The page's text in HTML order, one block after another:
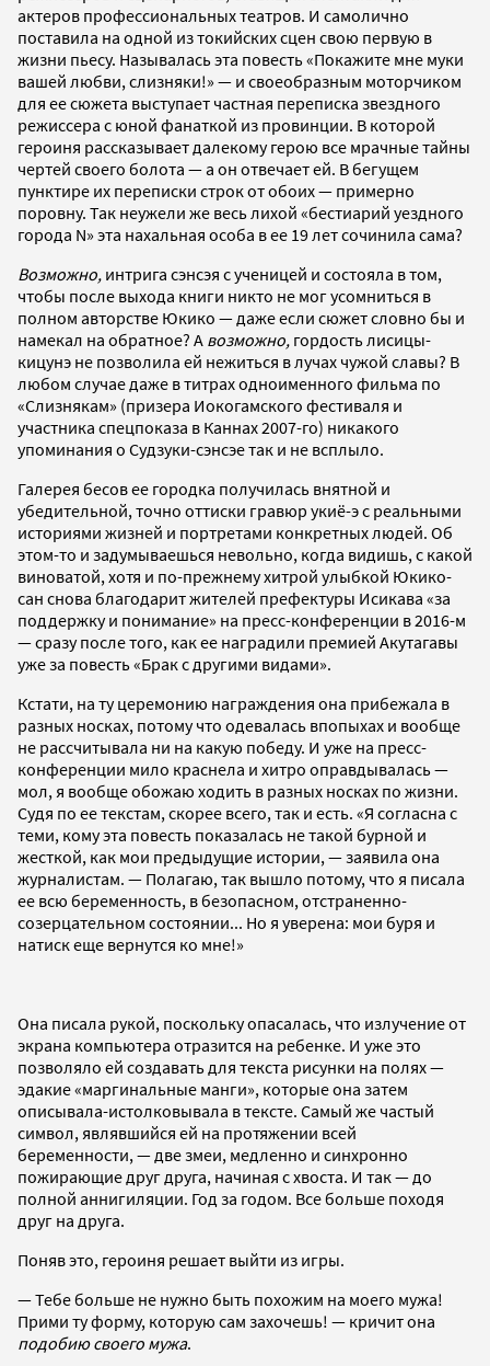
актеров профессиональных театров. И самолично
поставила на одной из токийских сцен свою первую в
жизни пьесу. Называлась эта повесть «Покажите мне муки
вашей любви, слизняки!» — и своеобразным моторчиком
для ее сюжета выступает частная переписка звездного
режиссера с юной фанаткой из провинции. В которой
героиня рассказывает далекому герою все мрачные тайны
чертей своего болота — а он отвечает ей. В бегущем
пунктире их переписки строк от обоих — примерно
поровну. Так неужели же весь лихой «бестиарий уездного
города N» эта нахальная особа в ее 19 лет сочинила сама?
Возможно, интрига сэнсэя с ученицей и состояла в том,
чтобы после выхода книги никто не мог усомниться в
полном авторстве Юкико — даже если сюжет словно бы и
намекал на обратное? А возможно, гордость лисицы-
кицунэ не позволила ей нежиться в лучах чужой славы? В
любом случае даже в титрах одноименного фильма по
«Слизнякам» (призера Иокогамского фестиваля и
участника спецпоказа в Каннах 2007-го) никакого
упоминания о Судзуки-сэнсэе так и не всплыло.
Галерея бесов ее городка получилась внятной и
убедительной, точно оттиски гравюр укиё-э с реальными
историями жизней и портретами конкретных людей. Об
этом-то и задумываешься невольно, когда видишь, с какой
виноватой, хотя и по-прежнему хитрой улыбкой Юкико-
сан снова благодарит жителей префектуры Исикава «за
поддержку и понимание» на пресс-конференции в 2016-м
— сразу после того, как ее наградили премией Акутагавы
уже за повесть «Брак с другими видами».
Кстати, на ту церемонию награждения она прибежала в
разных носках, потому что одевалась впопыхах и вообще
не рассчитывала ни на какую победу. И уже на пресс-
конференции мило краснела и хитро оправдывалась —
мол, я вообще обожаю ходить в разных носках по жизни.
Судя по ее текстам, скорее всего, так и есть. «Я согласна с
теми, кому эта повесть показалась не такой бурной и
жесткой, как мои предыдущие истории, — заявила она
журналистам. — Полагаю, так вышло потому, что я писала
ее всю беременность, в безопасном, отстраненно-
созерцательном состоянии... Но я уверена: мои буря и
натиск еще вернутся ко мне!»
Она писала рукой, поскольку опасалась, что излучение от
экрана компьютера отразится на ребенке. И уже это
позволяло ей создавать для текста рисунки на полях —
эдакие «маргинальные манги», которые она затем
описывала-истолковывала в тексте. Самый же частый
символ, являвшийся ей на протяжении всей
беременности, — две змеи, медленно и синхронно
пожирающие друг друга, начиная с хвоста. И так — до
полной аннигиляции. Год за годом. Все больше походя
друг на друга.
Поняв это, героиня решает выйти из игры.
— Тебе больше не нужно быть похожим на моего мужа!
Прими ту форму, которую сам захочешь! — кричит она
подобию своего мужа.